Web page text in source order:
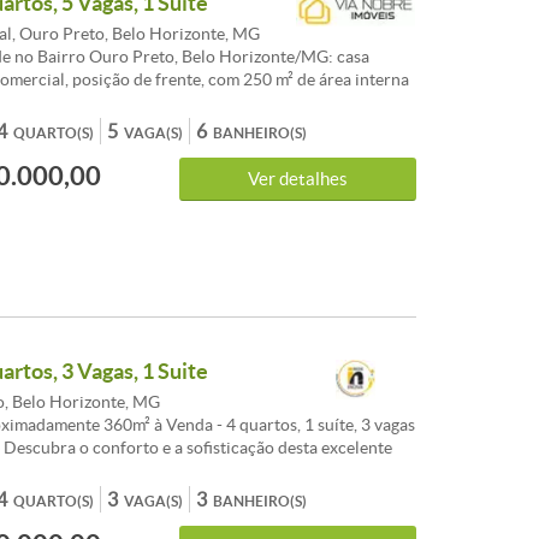
- Sol da manhã - Closet - Ar Condicionado
Ouro Preto, Belo Horizonte, MG
no Bairro Ouro Preto, Belo Horizonte/MG: casa
posição de frente, com 250 m² de área interna
Destaques de acabamento: granito, porcelanato e
completa para conforto e segurança: água
aquecimento elétrico e a gás, cerca elétrica,
canalizado, interfone e portão eletrônico. Área de
QUARTO(S) VAGA(S)
5 BANHEIRO(S)
6
Ver detalhes
3 Vagas, 1 Suite
Belo Horizonte, MG
360m² à Venda - 4 quartos, 1 suíte, 3 vagas
o conforto e a sofisticação desta excelente
espaços amplos, acabamentos de qualidade e uma
1 Pavimento 1 Sala ampla para dois ambientes
QUARTO(S) VAGA(S)
3 BANHEIRO(S)
3